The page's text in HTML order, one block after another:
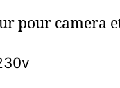
pour camera